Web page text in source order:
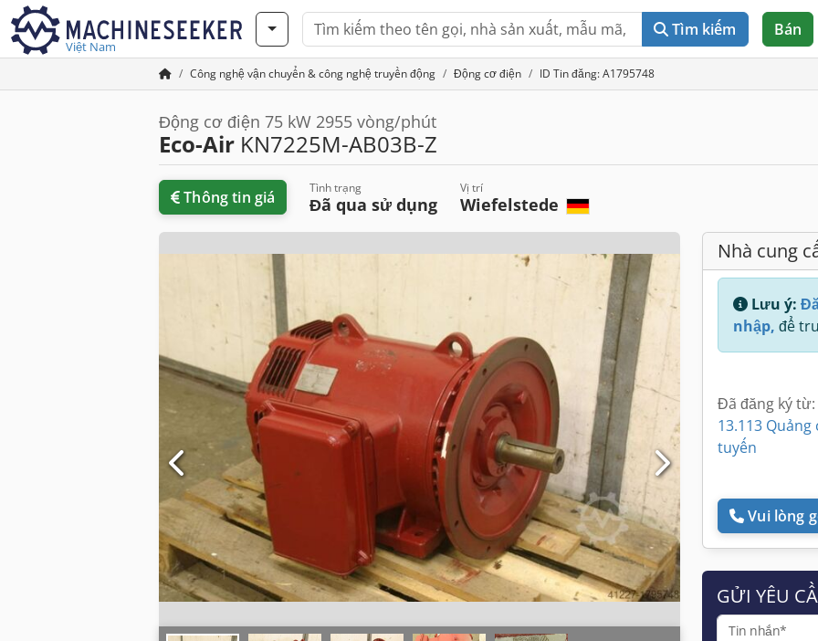
Việt Nam
Tìm kiếm Bán
Công nghệ vận chuyển & công nghệ truyền động Động cơ điện ID Tin đăng: A1795748
Động cơ điện 75 kW 2955 vòng/phút
Eco-Air KN7225M-AB03B-Z
Thông tin giá Tình trạng
Đã qua sử dụng
Vị trí
Wiefelstede
Nhà cung
Lưu ý:
nhập, để
Đã đăng ký từ:
13.113
tuyến
Vui lòng
GỬI YÊU
Tin nhắn*